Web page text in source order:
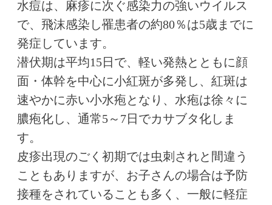
水痘は、麻疹に次ぐ感染力の強いウイルス
で、飛沫感染し罹患者の約80％は5歳までに
発症しています。
潜伏期は平均15日で、軽い発熱とともに顔
面・体幹を中心に小紅斑が多発し、紅斑は
速やかに赤い小水疱となり、水疱は徐々に
膿疱化し、通常5～7日でカサブタ化しま
す。
皮疹出現のごく初期では虫刺されと間違う
こともありますが、お子さんの場合は予防
接種をされていることも多く、一般に軽症